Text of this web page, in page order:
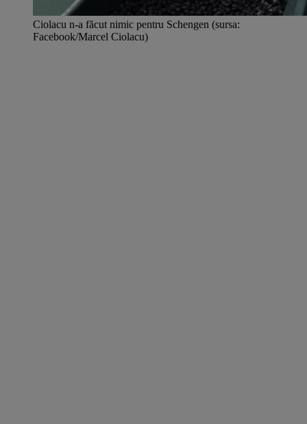
Ciolacu n-a făcut nimic pentru Schengen (sursa:
Facebook/Marcel Ciolacu)